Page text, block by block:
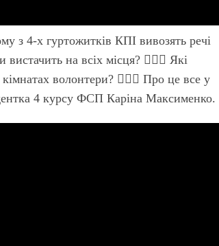
з 4-х гуртожитків КПІ вивозять речі
на всіх місця? 👩🏻‍✈️ Які
волонтери? 🙆🏻‍♀️ Про це все у
4 курсу ФСП Каріна Максименко.